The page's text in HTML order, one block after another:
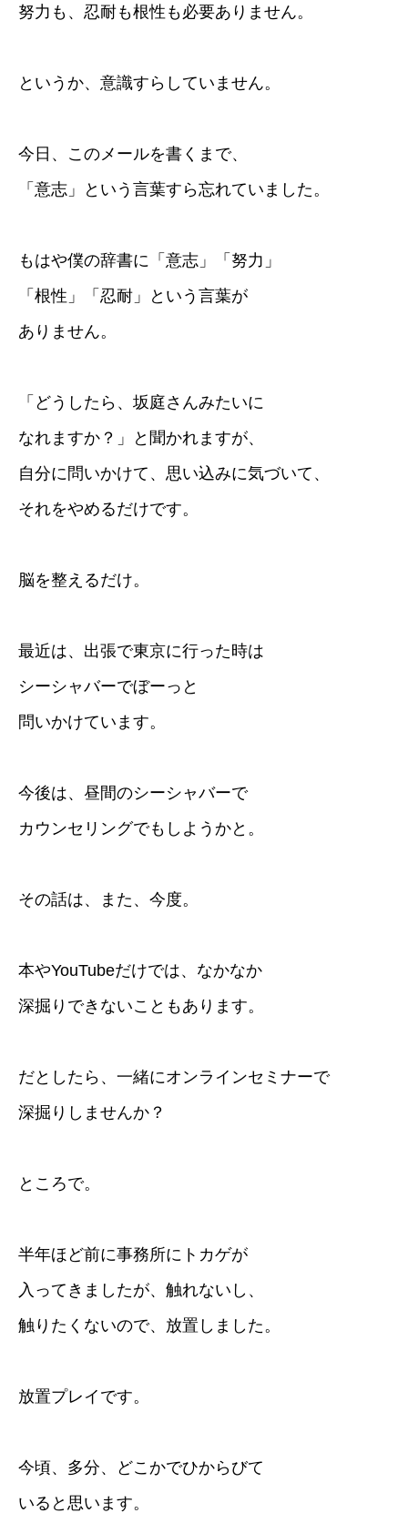
努力も、忍耐も根性も必要ありません。
というか、意識すらしていません。
今日、このメールを書くまで、
「意志」という言葉すら忘れていました。
もはや僕の辞書に「意志」「努力」
「根性」「忍耐」という言葉が
ありません。
「どうしたら、坂庭さんみたいに
なれますか？」と聞かれますが、
自分に問いかけて、思い込みに気づいて、
それをやめるだけです。
脳を整えるだけ。
最近は、出張で東京に行った時は
シーシャバーでぼーっと
問いかけています。
今後は、昼間のシーシャバーで
カウンセリングでもしようかと。
その話は、また、今度。
本やYouTubeだけでは、なかなか
深掘りできないこともあります。
だとしたら、一緒にオンラインセミナーで
深掘りしませんか？
ところで。
半年ほど前に事務所にトカゲが
入ってきましたが、触れないし、
触りたくないので、放置しました。
放置プレイです。
今頃、多分、どこかでひからびて
いると思います。